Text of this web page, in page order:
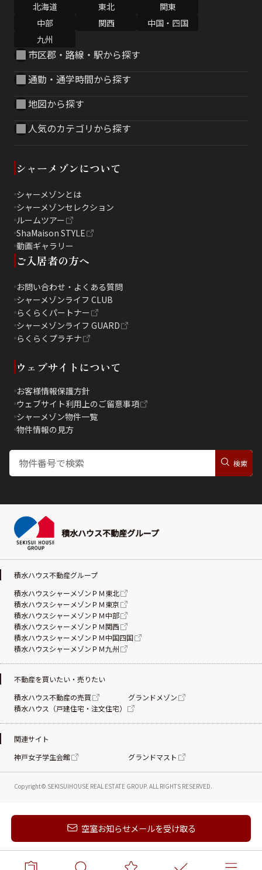
新着メールを受け取る
空室お知らせメールを受け取る
北海道 東北
関東
中部
関西
中国・四国
九州
市区郡・路線・駅から探す
通勤・通学時間から探す
地図から探す
人気のカテゴリから探す
シャーメゾンについて
シャーメゾンとは
シャーメゾンセレクション
ルームツアー
ShaMaison STYLE
動画ギャラリー
ご入居者の方へ
お問い合わせ・よくある質問
シャーメゾンライフ CLUB
らくらくパートナー
シャーメゾンライフ GUARD
らくらくプラチナ
ウェブサイトについて
お客様情報保護方針
ウェブサイト利用上のご留意事項
シャーメゾン物件一覧
物件情報の見方
積水ハウス不動産グループ
Copyright© SEKISUIHOUSE REAL ESTATE GROUP. ALL RIGHTS RESERVED.
積水ハウス不動産グループ
積水ハウスシャーメゾンＰＭ東北
積水ハウスシャーメゾンＰＭ東京
積水ハウスシャーメゾンＰＭ中部
積水ハウスシャーメゾンＰＭ関西
積水ハウスシャーメゾンＰＭ中国四国
積水ハウスシャーメゾンＰＭ九州
不動産を買いたい・売りたい
積水ハウス不動産の売買
グランドメゾン
積水ハウス（戸建住宅・注文住宅）
関連サイト
神戸女子学生会館
グランドマスト